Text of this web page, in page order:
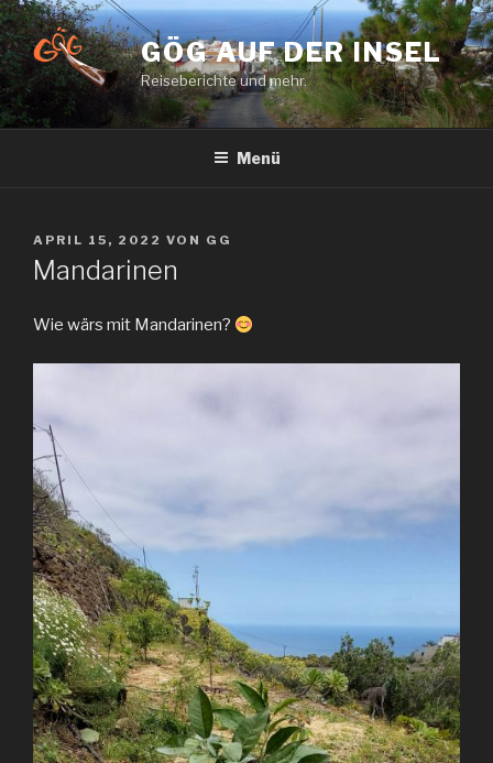
Zum
Inhalt
springen
GÖG AUF DER INSEL
Reiseberichte und mehr.
Menü
VERÖFFENTLICHT
AM
APRIL 15, 2022 VON GG
Mandarinen
Wie wärs mit Mandarinen?